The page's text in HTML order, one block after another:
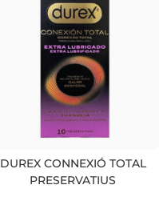
DUREX CONNEXIÓ TOTAL
PRESERVATIUS